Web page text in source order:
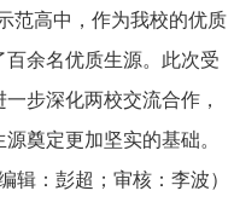
范高中，作为我校的优质
余名优质生源。此次受
步深化两校交流合作，
奠定更加坚实的基础。
编辑：彭超；审核：李波）